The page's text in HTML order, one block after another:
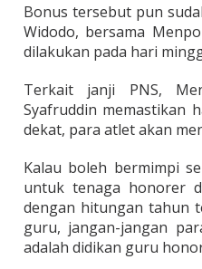
Bonus tersebut pun
Widodo, bersama
dilakukan pada hari
Terkait janji PNS,
Syafruddin memastikan
dekat, para atlet akan
Kalau boleh bermimpi
untuk tenaga honorer
dengan hitungan tahun
guru, jangan-jangan
adalah didikan guru